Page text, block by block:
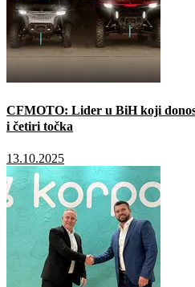
CFMOTO: Lider u BiH koji
i četiri točka
13.10.2025